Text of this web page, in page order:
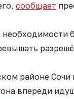
сообщает
районе Сочи
впереди